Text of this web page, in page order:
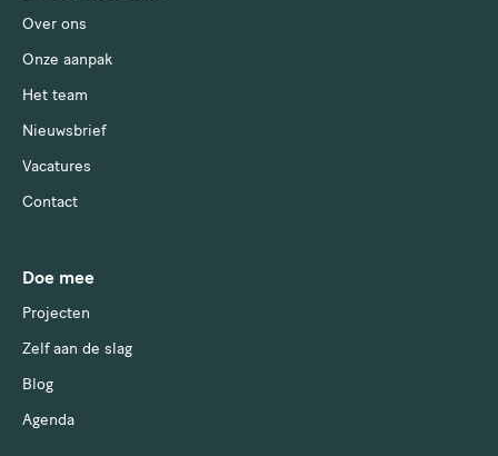
Over ons
Onze aanpak
Het team
Nieuwsbrief
Vacatures
Contact
Doe mee
Projecten
Zelf aan de slag
Blog
Agenda